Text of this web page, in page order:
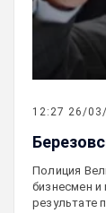
12:27 26/
Полиция
бизнесмен
результате